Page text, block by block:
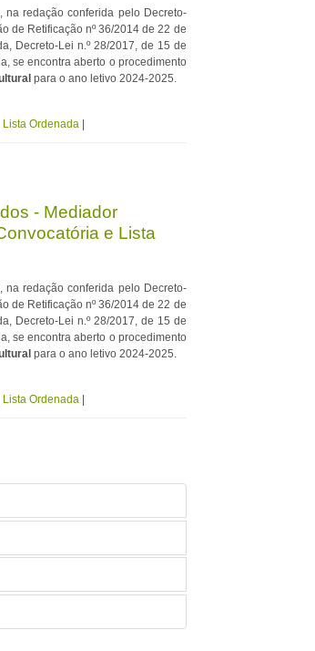
na redação conferida pelo Decreto-
de Retificação nº 36/2014 de 22 de
Decreto-Lei n.º 28/2017, de 15 de
se encontra aberto o procedimento
para o ano letivo 2024-2025.
Lista Ordenada|
- Mediador
e Lista
na redação conferida pelo Decreto-
de Retificação nº 36/2014 de 22 de
Decreto-Lei n.º 28/2017, de 15 de
se encontra aberto o procedimento
para o ano letivo 2024-2025.
Lista Ordenada|